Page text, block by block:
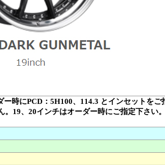
時にPCD：5H100、114.3 とインセットをご
。19、20インチはオーダー時にご指定下さい